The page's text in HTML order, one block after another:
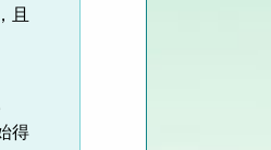
且
得